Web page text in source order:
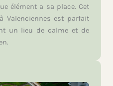
élément a sa place. Cet
Valenciennes est parfait
un lieu de calme et de